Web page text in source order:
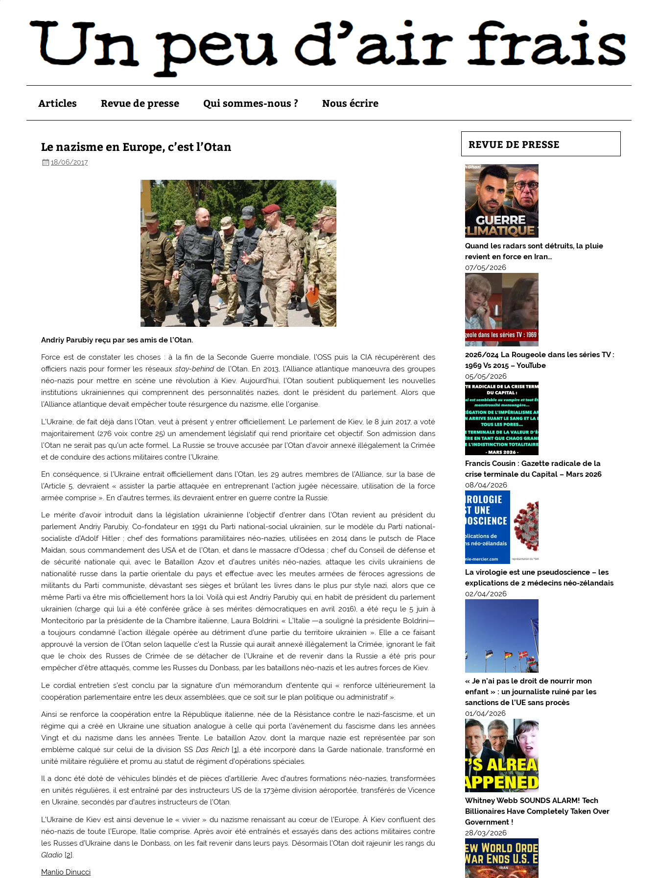
Articles Revue de presse Qui sommes-nous ? Nous écrire
Le nazisme en Europe, c’est l’Otan
18/06/2017
Andriy Parubiy reçu par ses amis de l’Otan.
Force est de constater les choses : à la fin de la Seconde Guerre mondiale, l’OSS puis la CIA récupérèrent des
officiers nazis pour former les réseaux stay-behindde l’Otan. En 2013, l’Alliance atlantique manœuvra des groupes
néo-nazis pour mettre en scène une révolution à Kiev. Aujourd’hui, l’Otan soutient publiquement les nouvelles
institutions ukrainiennes qui comprennent des personnalités nazies, dont le président du parlement. Alors que
l’Alliance atlantique devait empêcher toute résurgence du nazisme, elle l’organise.
L’Ukraine, de fait déjà dans l’Otan, veut à présent y entrer officiellement. Le parlement de Kiev, le 8 juin 2017, a voté
majoritairement (276 voix contre 25) un amendement législatif qui rend prioritaire cet objectif. Son admission dans
l’Otan ne serait pas qu’un acte formel. La Russie se trouve accusée par l’Otan d’avoir annexé illégalement la Crimée
et de conduire des actions militaires contre l’Ukraine.
En conséquence, si l’Ukraine entrait officiellement dans l’Otan, les 29 autres membres de l’Alliance, sur la base de
l’Article 5, devraient « assister la partie attaquée en entreprenant l’action jugée nécessaire, utilisation de la force
armée comprise ». En d’autres termes, ils devraient entrer en guerre contre la Russie.
Le mérite d’avoir introduit dans la législation ukrainienne l’objectif d’entrer dans l’Otan revient au président du
parlement Andriy Parubiy. Co-fondateur en 1991 du Parti national-social ukrainien, sur le modèle du Parti national-
socialiste d’Adolf Hitler ; chef des formations paramilitaires néo-nazies, utilisées en 2014 dans le putsch de Place
Maïdan, sous commandement des USA et de l’Otan, et dans le massacre d’Odessa ; chef du Conseil de défense et
de sécurité nationale qui, avec le Bataillon Azov et d’autres unités néo-nazies, attaque les civils ukrainiens de
nationalité russe dans la partie orientale du pays et effectue avec les meutes armées de féroces agressions de
militants du Parti communiste, dévastant ses sièges et brûlant les livres dans le plus pur style nazi, alors que ce
même Parti va être mis officiellement hors la loi. Voilà qui est Andriy Parubiy qui, en habit de président du parlement
ukrainien (charge qui lui a été conférée grâce à ses mérites démocratiques en avril 2016), a été reçu le 5 juin à
Montecitorio par la présidente de la Chambre italienne, Laura Boldrini. « L’Italie —a souligné la présidente Boldrini—
a toujours condamné l’action illégale opérée au détriment d’une partie du territoire ukrainien ». Elle a ce faisant
approuvé la version de l’Otan selon laquelle c’est la Russie qui aurait annexé illégalement la Crimée, ignorant le fait
que le choix des Russes de Crimée de se détacher de l’Ukraine et de revenir dans la Russie a été pris pour
empêcher d’être attaqués, comme les Russes du Donbass, par les bataillons néo-nazis et les autres forces de Kiev.
Le cordial entretien s’est conclu par la signature d’un mémorandum d’entente qui « renforce ultérieurement la
coopération parlementaire entre les deux assemblées, que ce soit sur le plan politique ou administratif ».
Ainsi se renforce la coopération entre la République italienne, née de la Résistance contre le nazi-fascisme, et un
régime qui a créé en Ukraine une situation analogue à celle qui porta l’avènement du fascisme dans les années
Vingt et du nazisme dans les années Trente. Le bataillon Azov, dont la marque nazie est représentée par son
emblème calqué sur celui de la division SS Das Reich[1], a été incorporé dans la Garde nationale, transformé en
unité militaire régulière et promu au statut de régiment d’opérations spéciales.
Il a donc été doté de véhicules blindés et de pièces d’artillerie. Avec d’autres formations néo-nazies, transformées
en unités régulières, il est entraîné par des instructeurs US de la 173ème division aéroportée, transférés de Vicence
en Ukraine, secondés par d’autres instructeurs de l’Otan.
L’Ukraine de Kiev est ainsi devenue le « vivier » du nazisme renaissant au cœur de l’Europe. À Kiev confluent des
néo-nazis de toute l’Europe, Italie comprise. Après avoir été entraînés et essayés dans des actions militaires contre
les Russes d’Ukraine dans le Donbass, on les fait revenir dans leurs pays. Désormais l’Otan doit rajeunir les rangs du
Gladio [2].
Manlio Dinucci
REVUE DE PRESSE
Quand les radars sont détruits, la pluie
revient en force en Iran…
07/05/2026
2026/024 La Rougeole dans les séries TV :
1969 Vs 2015 – YouTube
05/05/2026
Francis Cousin : Gazette radicale de la
crise terminale du Capital – Mars 2026
08/04/2026
La virologie est une pseudoscience – les
explications de 2 médecins néo-zélandais
02/04/2026
« Je n’ai pas le droit de nourrir mon
enfant » : un journaliste ruiné par les
sanctions de l’UE sans procès
01/04/2026
Whitney Webb SOUNDS ALARM! Tech
Billionaires Have Completely Taken Over
Government !
28/03/2026